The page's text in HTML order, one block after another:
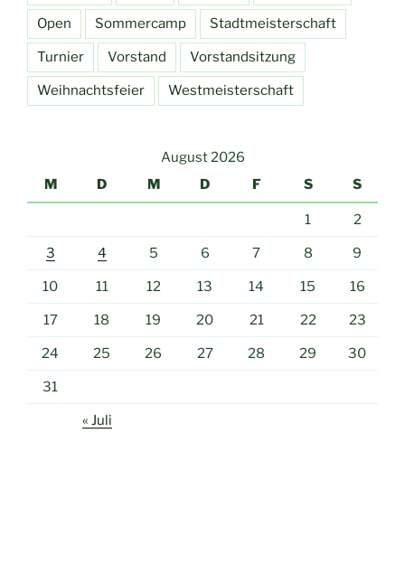
Open Sommercamp Stadtmeisterschaft
Turnier Vorstand Vorstandsitzung
Weihnachtsfeier Westmeisterschaft
August 2026
M
D M D F S S
1 2
3 4 5 6 7 8 9
10 11 12 13 14 15 16
17 18 19 20 21 22 23
24 25 26 27 28 29 30
31
« Juli